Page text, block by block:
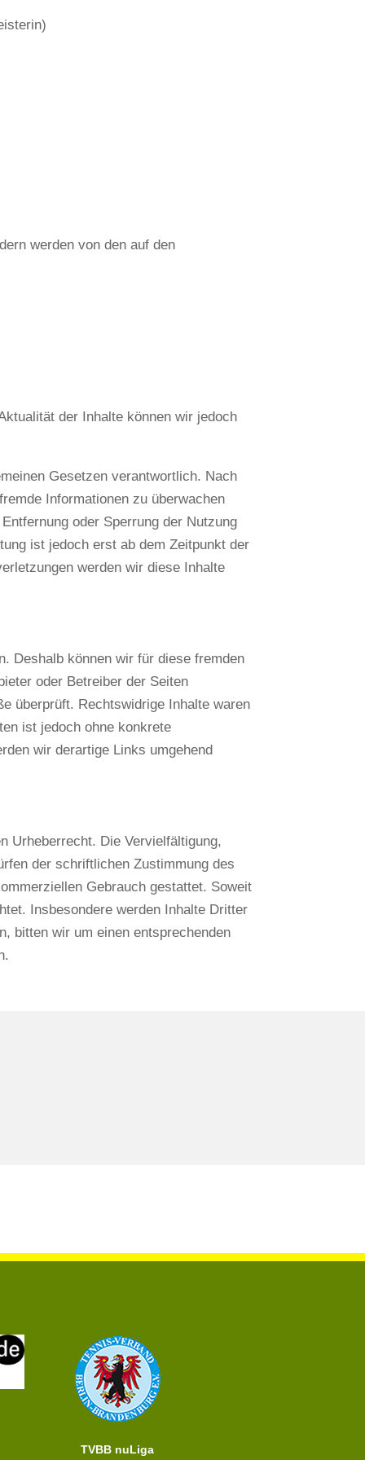
werden von den auf den
der Inhalte können wir jedoch
Gesetzen verantwortlich. Nach
Informationen zu überwachen
oder Sperrung der Nutzung
ist jedoch erst ab dem Zeitpunkt der
werden wir diese Inhalte
Deshalb können wir für diese fremden
oder Betreiber der Seiten
überprüft. Rechtswidrige Inhalte waren
ist jedoch ohne konkrete
wir derartige Links umgehend
Urheberrecht. Die Vervielfältigung,
der schriftlichen Zustimmung des
Gebrauch gestattet. Soweit
Insbesondere werden Inhalte Dritter
bitten wir um einen entsprechenden
TVBB nuLiga